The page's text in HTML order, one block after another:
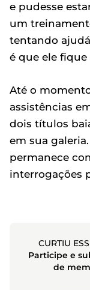
e pudesse
um
tentando
é que ele fique
Até o
assistências
dois títulos
em sua
permanece
interrogações
CURTIU
Participe e
de